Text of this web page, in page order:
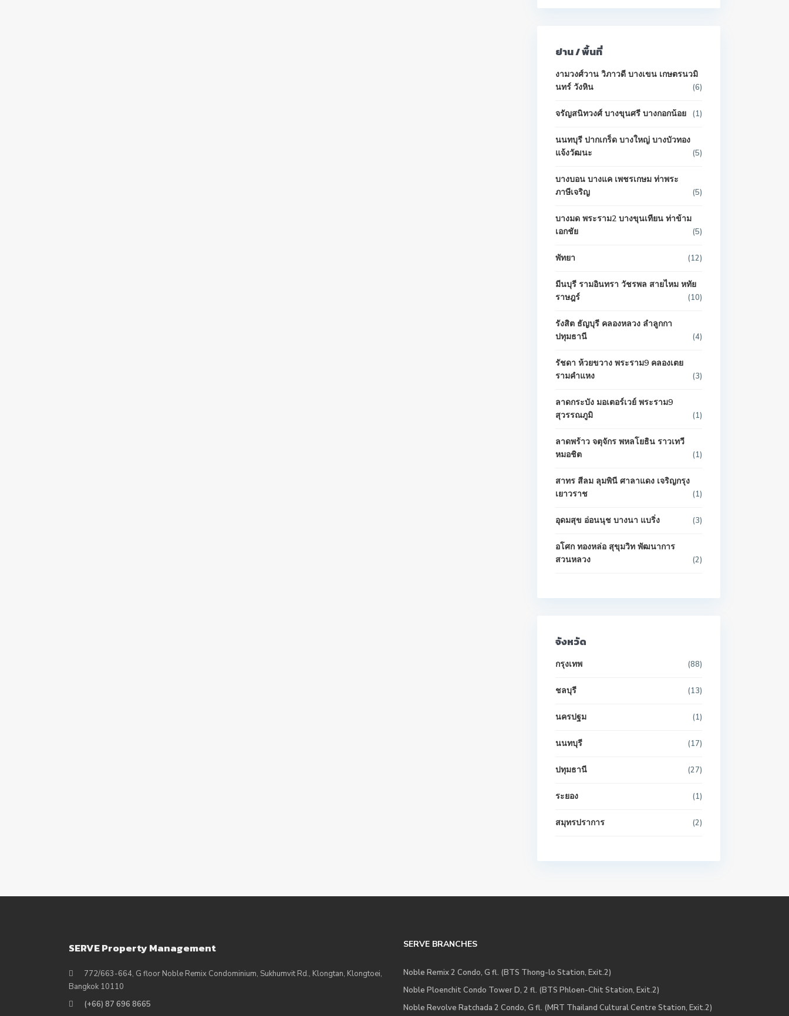
ย่าน / พื้นที่
งามวงศ์วาน วิภาวดี บางเขน เกษตรนวมิ
นทร์ วังหิน
(6)
จรัญสนิทวงศ์ บางขุนศรี บางกอกน้อย (1)
นนทบุรี ปากเกร็ด บางใหญ่ บางบัวทอง
แจ้งวัฒนะ
(5)
บางบอน บางแค เพชรเกษม ท่าพระ
ภาษีเจริญ
(5)
บางมด พระราม2 บางขุนเทียน ท่าข้าม
เอกชัย
(5)
พัทยา (12)
มีนบุรี รามอินทรา วัชรพล สายไหม หทัย
ราษฎร์
(10)
รังสิต ธัญบุรี คลองหลวง ลำลูกกา
ปทุมธานี
(4)
รัชดา ห้วยขวาง พระราม9 คลองเตย
รามคำแหง
(3)
ลาดกระบัง มอเตอร์เวย์ พระราม9
สุวรรณภูมิ
(1)
ลาดพร้าว จตุจักร พหลโยธิน ราวเทวี
หมอชิต
(1)
สาทร สีลม ลุมพินี ศาลาแดง เจริญกรุง
เยาวราช
(1)
อุดมสุข อ่อนนุช บางนา แบริ่ง (3)
อโศก ทองหล่อ สุขุมวิท พัฒนาการ
สวนหลวง
(2)
จังหวัด
กรุงเทพ (88)
ชลบุรี (13)
นครปฐม (1)
นนทบุรี (17)
ปทุมธานี (27)
ระยอง (1)
สมุทรปราการ (2)
SERVE Property Management
772/663-664, G floor Noble Remix Condominium, Sukhumvit Rd., Klongtan, Klongtoei,
Bangkok 10110
(+66) 87 696 8665
SERVE BRANCHES
Noble Remix 2 Condo, G fl. (BTS Thong-lo Station, Exit.2)
Noble Ploenchit Condo Tower D, 2 fl. (BTS Phloen-Chit Station, Exit.2)
Noble Revolve Ratchada 2 Condo, G fl. (MRT Thailand Cultural Centre Station, Exit.2)